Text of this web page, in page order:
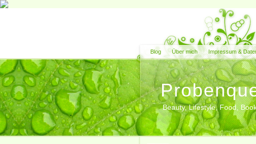
Blog Über mich Impressum &
Beauty, Lifestyle, Food,